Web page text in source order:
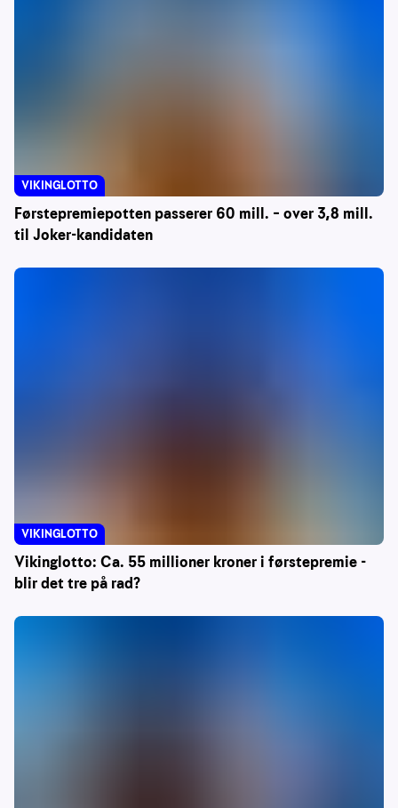
Førstepremiepotten passerer 60 mill. – over 3,8 mill.
til Joker-kandidaten
VIKINGLOTTO
Vikinglotto: Ca. 55 millioner kroner i førstepremie -
blir det tre på rad?
VIKINGLOTTO